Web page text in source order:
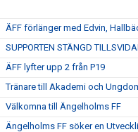
ÄFF förlänger med Edvin,
SUPPORTEN STÄNGD
ÄFF lyfter upp 2 från P19
Tränare till Akademi och
Välkomna till Ängelholms FF
Ängelholms FF söker en